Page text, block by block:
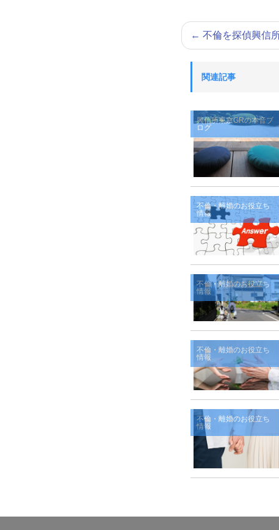
← 不倫を探偵興信
関連記事
興信所東京GRの本音ブ
ログ
不倫・離婚のお役立ち
情報
不倫・離婚のお役立ち
情報
不倫・離婚のお役立ち
情報
不倫・離婚のお役立ち
情報